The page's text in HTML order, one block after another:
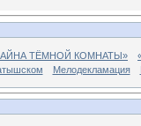
ТЁМНОЙ КОМНАТЫ»
Мелодекламация